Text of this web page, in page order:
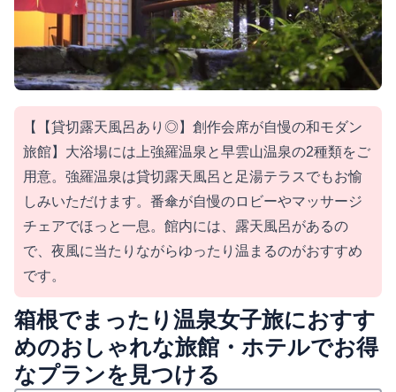
【【貸切露天風呂あり◎】創作会席が自慢の和モダン
旅館】大浴場には上強羅温泉と早雲山温泉の2種類をご
用意。強羅温泉は貸切露天風呂と足湯テラスでもお愉
しみいただけます。番傘が自慢のロビーやマッサージ
チェアでほっと一息。館内には、露天風呂があるの
で、夜風に当たりながらゆったり温まるのがおすすめ
です。
箱根でまったり温泉女子旅におすす
めのおしゃれな旅館・ホテルでお得
なプランを見つける